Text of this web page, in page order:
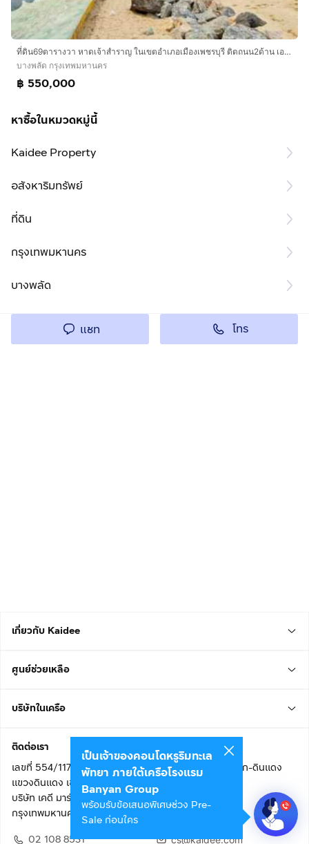
ที่ดิน69ตารางวา หาดเจ้าสำราญ ในเขตอำเภอเมืองเพชรบุรี ติดถนน2ด้าน เอกสารพร้อม ค่าโอนคนละครึ่ง
บางพลัด กรุงเทพมหานคร
฿ 550,000
หาซื้อในหมวดหมู่นี้
Kaidee Property
อสังหาริมทรัพย์
ที่ดิน
กรุงเทพมหานคร
บางพลัด
แชท โทร
เกี่ยวกับ Kaidee
ศูนย์ช่วยเหลือ
บริษัทในเครือ
ติดต่อเรา
เลขที่ 554/117 อาคารสกายไนน์ เซ็นเตอร์ ชั้น 22 ถนนอโศก-ดินแดง
แขวงดินแดง เขตดินแดง
บริษัท เคดี มาร์เก็ตเพลส จำกัด (สำนักงานใหญ่)
กรุงเทพมหานคร 10400
02 108 8531
cs@kaidee.com
เป็นเจ้าของคอนโดหรูริมทะเล
พัทยา ภายใต้เครือโรงแรม
Banyan Group
พร้อมรับข้อเสนอพิเศษช่วง Pre-
Sale ก่อนใคร